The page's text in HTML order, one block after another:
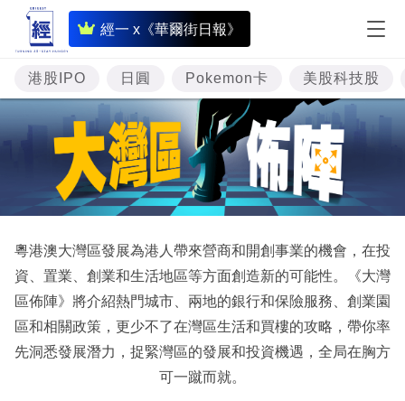
經一 x《華爾街日報》
即
時
財
經
專
題
投
樓
市
理
財
港股IPO 日圓 Pokemon卡 美股科技股
粵港澳大灣區發展為港人帶來營商和開創事業的機會，在投
資、置業、創業和生活地區等方面創造新的可能性。《大灣
區佈陣》將介紹熱門城市、兩地的銀行和保險服務、創業園
區和相關政策，更少不了在灣區生活和買樓的攻略，帶你率
先洞悉發展潛力，捉緊灣區的發展和投資機遇，全局在胸方
可一蹴而就。